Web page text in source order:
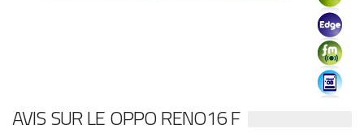
AVIS SUR LE OPPO RENO16 F